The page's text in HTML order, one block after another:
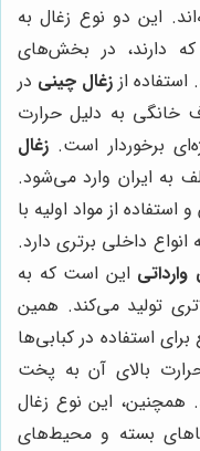
این دو نوع زغال به
که دارند، در بخش‌های
از زغال چینی در
خانگی به دلیل حرارت
برخوردار است. زغال
به ایران وارد می‌شود.
استفاده از مواد اولیه با
داخلی برتری دارد.
این است که به
تولید می‌کند. همین
استفاده در کبابی‌ها
بالای آن به پخت
همچنین، این نوع زغال
بسته و محیط‌های